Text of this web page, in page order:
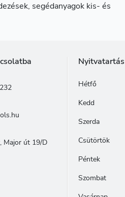
segédanyagok kis- és
Major út 19/D
Nyitvatartás
Hétfő
Kedd
Szerda
Csütörtök
Péntek
Szombat